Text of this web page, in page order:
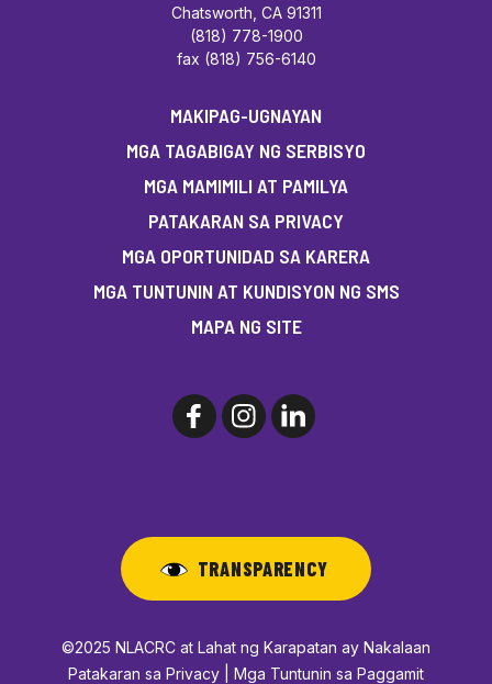
Chatsworth, CA 91311
(818) 778-1900
fax (818) 756-6140
MAKIPAG-UGNAYAN
MGA TAGABIGAY NG SERBISYO
MGA MAMIMILI AT PAMILYA
PATAKARAN SA PRIVACY
MGA OPORTUNIDAD SA KARERA
MGA TUNTUNIN AT KUNDISYON NG SMS
MAPA NG SITE
TRANSPARENCY
©2025 NLACRC at Lahat ng Karapatan ay Nakalaan
Patakaran sa Privacy | Mga Tuntunin sa Paggamit